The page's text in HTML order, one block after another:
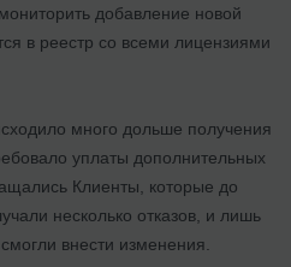
добавление новой
в реестр со всеми лицензиями
много дольше получения
уплаты дополнительных
Клиенты, которые до
несколько отказов, и лишь
внести изменения.